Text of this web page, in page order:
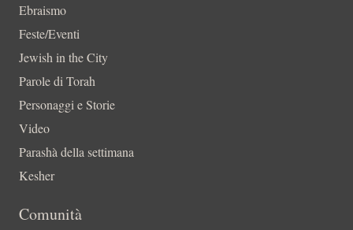
Ebraismo
Feste/Eventi
Jewish in the City
Parole di Torah
Personaggi e Storie
Video
Parashà della settimana
Kesher
Comunità